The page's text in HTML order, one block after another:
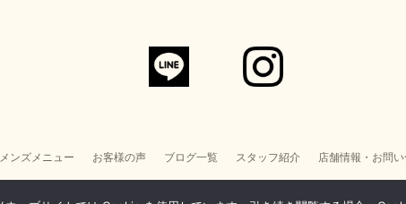
メンズメニュー お客様の声 ブログ一覧 スタッフ紹介 店舗情報・お問